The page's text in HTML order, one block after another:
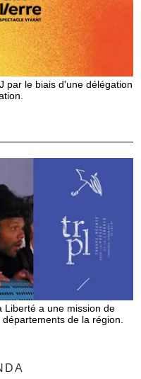
par le biais d'une délégation
Liberté a une mission de
de la région.